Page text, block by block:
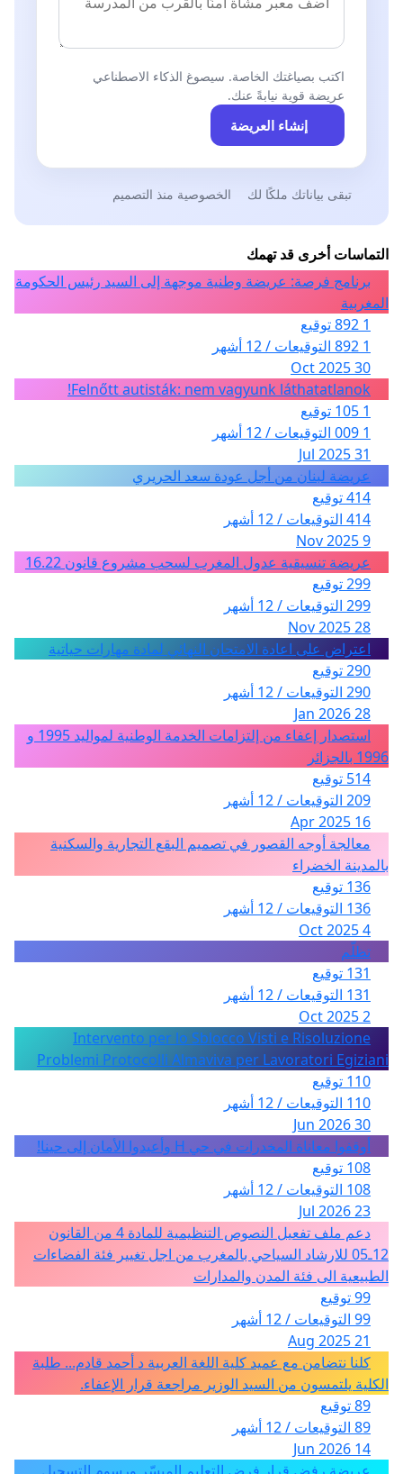
اكتب بصياغتك الخاصة. سيصوغ الذكاء الاصطناعي
عريضة قوية نيابةً عنك.
إنشاء العريضة
تبقى بياناتك ملكًا لك الخصوصية منذ التصميم
التماسات أخرى قد تهمك
برنامج فرصة: عريضة وطنية موجهة إلى السيد رئيس الحكومة
المغربية
1 892 توقيع
1 892 التوقيعات / 12 أشهر
30 Oct 2025
Felnőtt autisták: nem vagyunk láthatatlanok!
1 105 توقيع
1 009 التوقيعات / 12 أشهر
31 Jul 2025
عريضة لبنان من أجل عودة سعد الحريري
414 توقيع
414 التوقيعات / 12 أشهر
9 Nov 2025
عريضة تنسيقية عدول المغرب لسحب مشروع قانون 16.22
299 توقيع
299 التوقيعات / 12 أشهر
28 Nov 2025
اعتراض على اعادة الامتحان النهائي لمادة مهارات حياتية
290 توقيع
290 التوقيعات / 12 أشهر
28 Jan 2026
استصدار إعفاء من إلتزامات الخدمة الوطنية لمواليد 1995 و
1996 بالجزائر
514 توقيع
209 التوقيعات / 12 أشهر
16 Apr 2025
معالجة أوجه القصور في تصميم البقع التجارية والسكنية
بالمدينة الخضراء
136 توقيع
136 التوقيعات / 12 أشهر
4 Oct 2025
تظلّم
131 توقيع
131 التوقيعات / 12 أشهر
2 Oct 2025
Intervento per lo Sblocco Visti e Risoluzione
Problemi Protocolli Almaviva per Lavoratori Egiziani
110 توقيع
110 التوقيعات / 12 أشهر
30 Jun 2026
أوقفوا معاناة المخدرات في حي H وأعيدوا الأمان إلى حينا!
108 توقيع
108 التوقيعات / 12 أشهر
23 Jul 2026
دعم ملف تفعيل النصوص التنظيمية للمادة 4 من القانون
12ـ05 للارشاد السياحي بالمغرب من اجل تغيير فئة الفضاءات
الطبيعية الى فئة المدن والمدارات
99 توقيع
99 التوقيعات / 12 أشهر
21 Aug 2025
كلنا نتضامن مع عميد كلية اللغة العربية د أحمد قادم... طلبة
الكلية يلتمسون من السيد الوزير مراجعة قرار الإعفاء.
89 توقيع
89 التوقيعات / 12 أشهر
14 Jun 2026